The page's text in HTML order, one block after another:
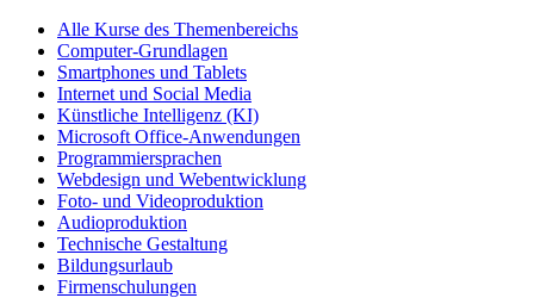
Alle Kurse des Themenbereichs
Computer-Grundlagen
Smartphones und Tablets
Internet und Social Media
Künstliche Intelligenz (KI)
Microsoft Office-Anwendungen
Programmiersprachen
Webdesign und Webentwicklung
Foto- und Videoproduktion
Audioproduktion
Technische Gestaltung
Bildungsurlaub
Firmenschulungen